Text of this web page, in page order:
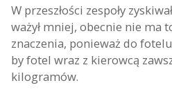
W przeszłości zespoły
ważył mniej, obecnie nie ma
znaczenia, ponieważ do
by fotel wraz z kierowcą
kilogramów.